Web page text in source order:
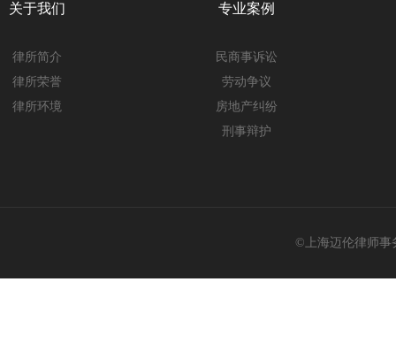
关于我们
律所简介
律所荣誉
律所环境
专业案例
民商事诉讼
劳动争议
房地产纠纷
刑事辩护
©上海迈伦律师事